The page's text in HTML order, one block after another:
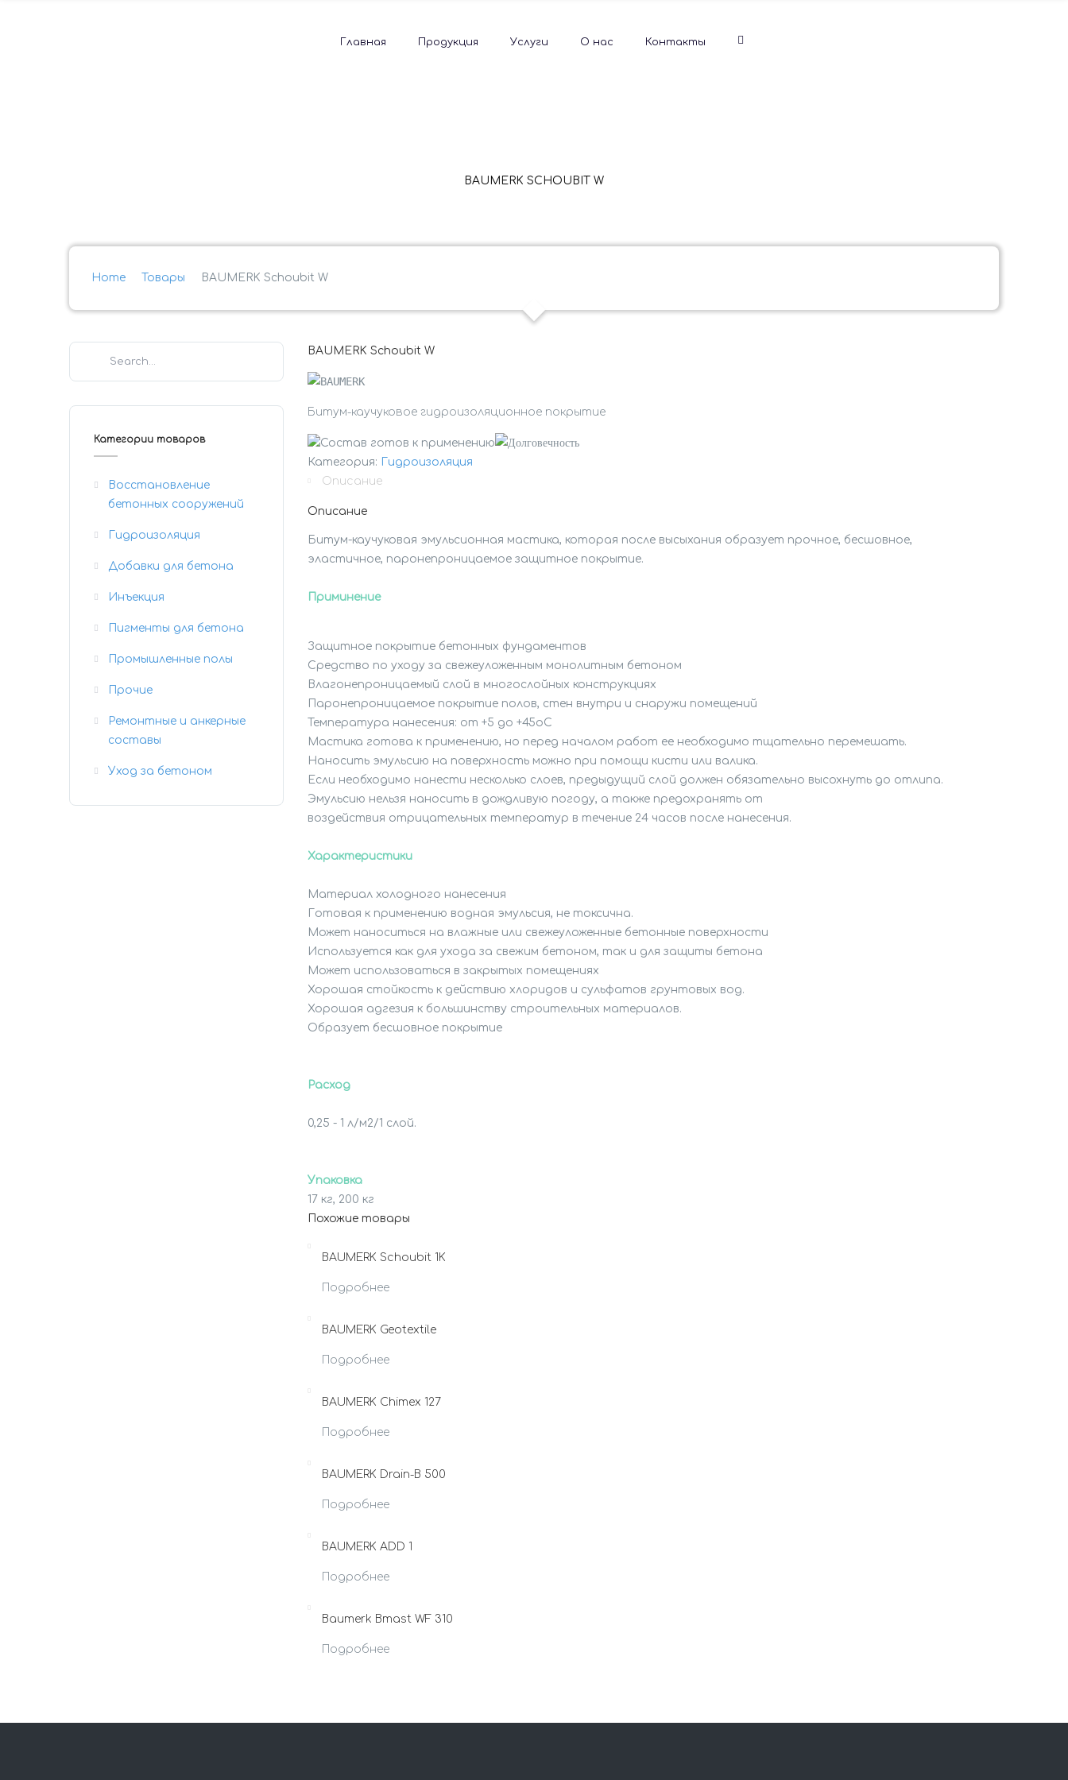
Главная Продукция Услуги О нас Контакты
BAUMERK SCHOUBIT W
Home Товары BAUMERK Schoubit W
Категории товаров
Восстановление
бетонных сооружений
Гидроизоляция
Добавки для бетона
Инъекция
Пигменты для бетона
Промышленные полы
Прочие
Ремонтные и анкерные
составы
Уход за бетоном
BAUMERK Schoubit W
Битум-каучуковое гидроизоляционное покрытие
Категория:
Гидроизоляция
Описание
Описание
Битум-каучуковая эмульсионная мастика, которая после высыхания образует прочное, бесшовное,
эластичное, паронепроницаемое защитное покрытие.
Приминение
Защитное покрытие бетонных фундаментов
Средство по уходу за свежеуложенным монолитным бетоном
Влагонепроницаемый слой в многослойных конструкциях
Паронепроницаемое покрытие полов, стен внутри и снаружи помещений
Температура нанесения: от +5 до +45оС
Мастика готова к применению, но перед началом работ ее необходимо тщательно перемешать.
Наносить эмульсию на поверхность можно при помощи кисти или валика.
Если необходимо нанести несколько слоев, предыдущий слой должен обязательно высохнуть до отлипа.
Эмульсию нельзя наносить в дождливую погоду, а также предохранять от
воздействия отрицательных температур в течение 24 часов после нанесения.
Характеристики
Материал холодного нанесения
Готовая к применению водная эмульсия, не токсична.
Может наноситься на влажные или свежеуложенные бетонные поверхности
Используется как для ухода за свежим бетоном, так и для защиты бетона
Может использоваться в закрытых помещениях
Хорошая стойкость к действию хлоридов и сульфатов грунтовых вод.
Хорошая адгезия к большинству строительных материалов.
Образует бесшовное покрытие
Расход
0,25 - 1 л/м2/1 слой.
Упаковка
17 кг, 200 кг
Похожие товары
BAUMERK Schoubit 1K
Подробнее
BAUMERK Geotextile
Подробнее
BAUMERK Chimex 127
Подробнее
BAUMERK Drain-B 500
Подробнее
BAUMERK ADD 1
Подробнее
Baumerk Bmast WF 310
Подробнее